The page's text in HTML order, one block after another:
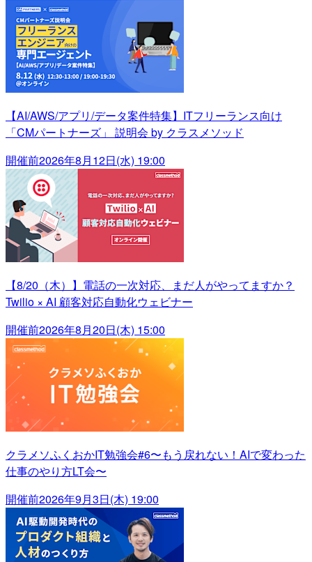
【AI/AWS/アプリ/データ案件特集】ITフリーランス向け
「CMパートナーズ」 説明会 by クラスメソッド
開催前2026年8月12日(水) 19:00
【8/20（木）】電話の一次対応、まだ人がやってますか？
Twilio × AI 顧客対応自動化ウェビナー
開催前2026年8月20日(木) 15:00
クラメソふくおかIT勉強会#6〜もう戻れない！AIで変わった
仕事のやり方LT会〜
開催前2026年9月3日(木) 19:00